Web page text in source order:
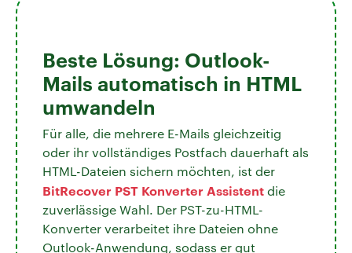
Beste Lösung: Outlook-
Mails automatisch in HTML
umwandeln
Für alle, die mehrere E-Mails gleichzeitig
oder ihr vollständiges Postfach dauerhaft als
HTML-Dateien sichern möchten, ist der
BitRecover PST Konverter Assistentdie
zuverlässige Wahl. Der PST-zu-HTML-
Konverter verarbeitet ihre Dateien ohne
Outlook-Anwendung, sodass er gut